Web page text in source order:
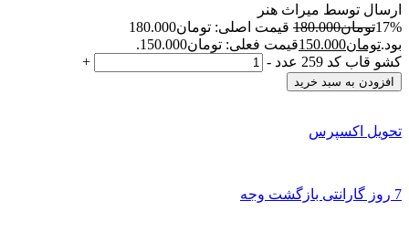
ارسال توسط میراث هنر
17%تومان180.000
قیمت اصلی: تومان180.000
بود.تومان150.000قیمت فعلی: تومان150.000.
کشو قاب کد 259 عدد
-
+
افزودن به سبد خرید
تحویل اکسپرس
7 روز گارانتی بازگشت وجه